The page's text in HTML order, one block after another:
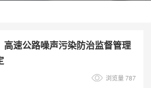
高速公路噪声污染防治监督管理
浏览量 787